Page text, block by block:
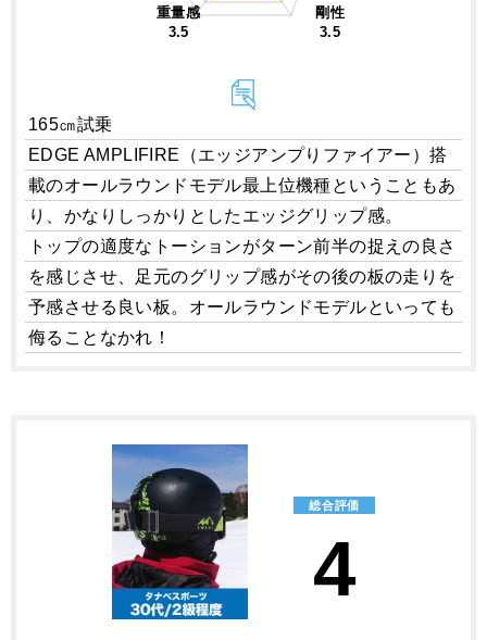
剛性
3.5
重量感
3.5
165㎝試乗
EDGE AMPLIFIRE（エッジアンプりファイアー）搭
載のオールラウンドモデル最上位機種ということもあ
り、かなりしっかりとしたエッジグリップ感。
トップの適度なトーションがターン前半の捉えの良さ
を感じさせ、足元のグリップ感がその後の板の走りを
予感させる良い板。オールラウンドモデルといっても
侮ることなかれ！
総合評価
4